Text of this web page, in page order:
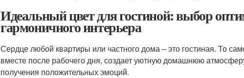
Идеальный цвет для гостиной: выбор
гармоничного интерьера
Сердце любой квартиры или частного дома – это гостиная. То
вместе после рабочего дня, создает уютную домашнюю
получения положительных эмоций.